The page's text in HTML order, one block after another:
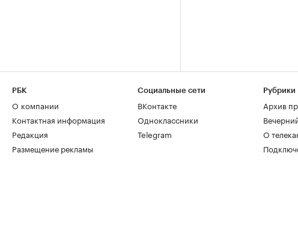
РБК
О компании
Контактная информация
Редакция
Размещение рекламы
Социальные сети
ВКонтакте
Одноклассники
Telegram
Рубрики
Архив
О